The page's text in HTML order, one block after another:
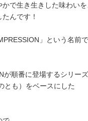
で生き生きした味わいを
んです！
」という名前で
順番に登場するシリーズ
とも）をベースにした